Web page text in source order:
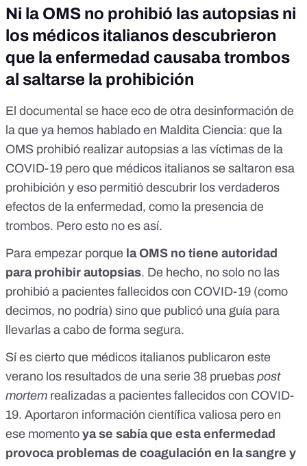
Ni la OMS no prohibió las autopsias ni
los médicos italianos descubrieron
que la enfermedad causaba trombos
al saltarse la prohibición
El documental se hace eco de otra desinformación de
la que ya hemos hablado en Maldita Ciencia: que la
OMS prohibió realizar autopsias a las víctimas de la
COVID-19 pero que médicos italianos se saltaron esa
prohibición y eso permitió descubrir los verdaderos
efectos de la enfermedad, como la presencia de
trombos. Pero esto no es así.
Para empezar porque la OMS no tiene autoridad
para prohibir autopsias. De hecho, no solo no las
prohibió a pacientes fallecidos con COVID-19 (como
decimos, no podría) sino que publicó una guía para
llevarlas a cabo de forma segura.
Sí es cierto que médicos italianos publicaron este
verano los resultados de una serie 38 pruebas post
mortem realizadas a pacientes fallecidos con COVID-
19. Aportaron información científica valiosa pero en
ese momento ya se sabía que esta enfermedad
provoca problemas de coagulación en la sangre y